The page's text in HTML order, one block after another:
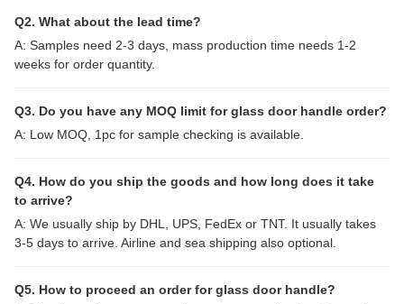
Q2. What about the lead time?
A: Samples need 2-3 days, mass production time needs 1-2
weeks for order quantity.
Q3. Do you have any MOQ limit for glass door handle order?
A: Low MOQ, 1pc for sample checking is available.
Q4. How do you ship the goods and how long does it take
to arrive?
A: We usually ship by DHL, UPS, FedEx or TNT. It usually takes
3-5 days to arrive. Airline and sea shipping also optional.
Q5. How to proceed an order for glass door handle?